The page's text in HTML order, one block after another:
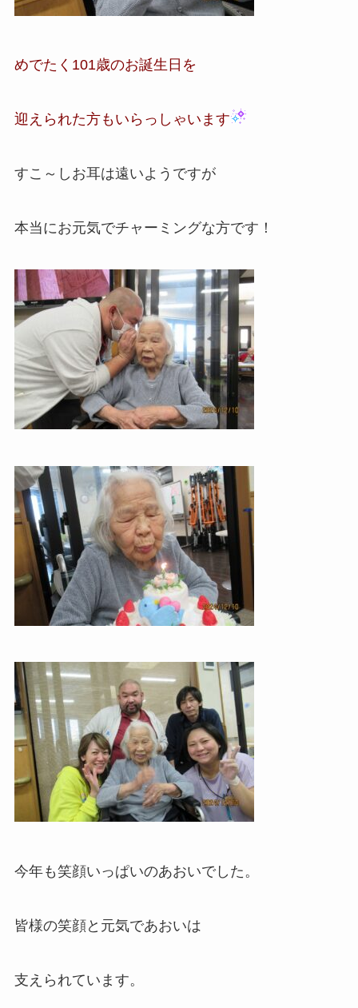
めでたく101歳のお誕生日を
迎えられた方もいらっしゃいます
すこ～しお耳は遠いようですが
本当にお元気でチャーミングな方です！
今年も笑顔いっぱいのあおいでした。
皆様の笑顔と元気であおいは
支えられています。